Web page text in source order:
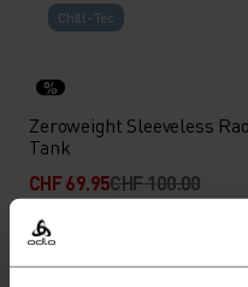
Chill-Tec
%
Zeroweight Sleeveless
Tank
CHF 69.95CHF 100.00